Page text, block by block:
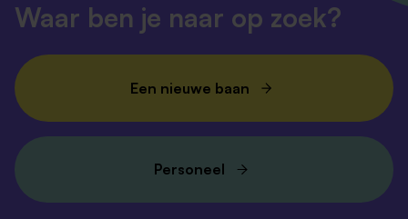
Waar ben je naar op zoek?
Een nieuwe baan
Personeel